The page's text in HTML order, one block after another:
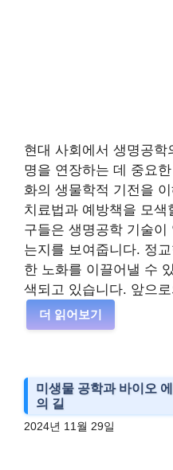
현대 사회에서 생명공
명을 연장하는 데 중요
화의 생물학적 기전을
치료법과 예방책을 모
구들은 생명공학 기술
는지를 보여줍니다. 정
한 노화를 이끌어낼 수
색되고 있습니다. 앞으
더 읽어보기
미생물 공학과 바이오
의 길
2024년 11월 29일